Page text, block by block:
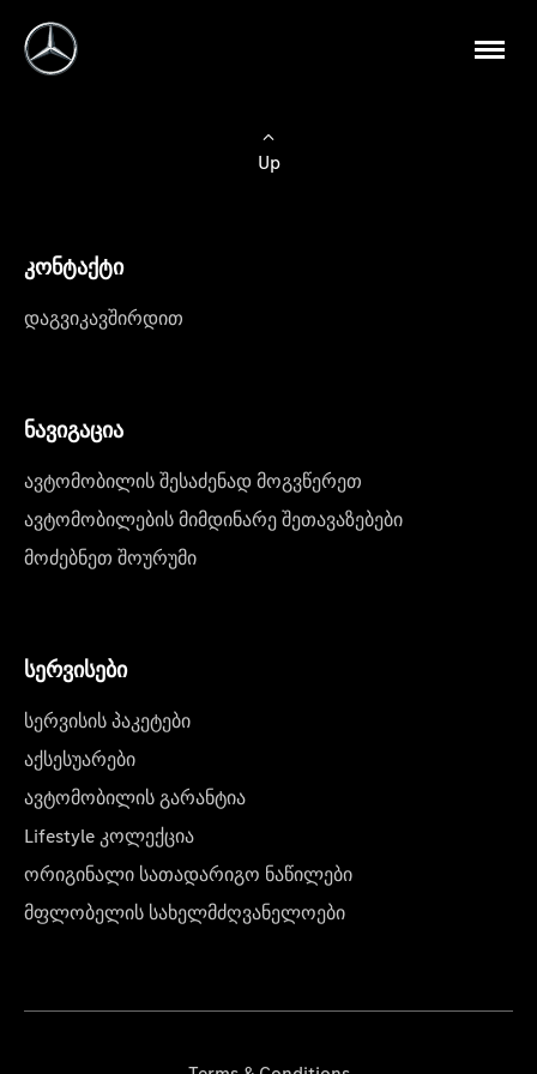
Up
კონტაქტი
დაგვიკავშირდით
ნავიგაცია
ავტომობილის შესაძენად მოგვწერეთ
ავტომობილების მიმდინარე შეთავაზებები
მოძებნეთ შოურუმი
სერვისები
სერვისის პაკეტები
აქსესუარები
ავტომობილის გარანტია
Lifestyle კოლექცია
ორიგინალი სათადარიგო ნაწილები
მფლობელის სახელმძღვანელოები